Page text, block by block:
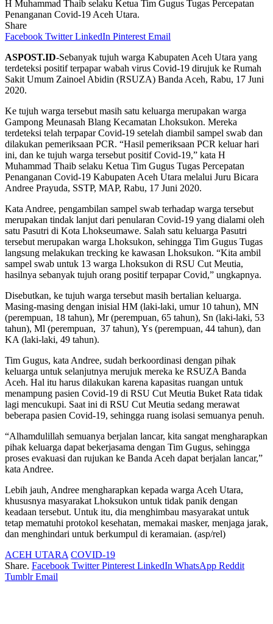
H Muhammad Thaib selaku Ketua Tim Gugus Tugas Percepatan
Penanganan Covid-19 Aceh Utara.
Share
Facebook Twitter LinkedIn Pinterest Email
ASPOST.ID-Sebanyak tujuh warga Kabupaten Aceh Utara yang
terdeteksi positif terpapar wabah virus Covid-19 dirujuk ke Rumah
Sakit Umum Zainoel Abidin (RSUZA) Banda Aceh, Rabu, 17 Juni
2020.
Ke tujuh warga tersebut masih satu keluarga merupakan warga
Gampong Meunasah Blang Kecamatan Lhoksukon. Mereka
terdeteksi telah terpapar Covid-19 setelah diambil sampel swab dan
dilakukan pemeriksaan PCR. “Hasil pemeriksaan PCR keluar hari
ini, dan ke tujuh warga tersebut positif Covid-19,” kata H
Muhammad Thaib selaku Ketua Tim Gugus Tugas Percepatan
Penanganan Covid-19 Kabupaten Aceh Utara melalui Juru Bicara
Andree Prayuda, SSTP, MAP, Rabu, 17 Juni 2020.
Kata Andree, pengambilan sampel swab terhadap warga tersebut
merupakan tindak lanjut dari penularan Covid-19 yang dialami oleh
satu Pasutri di Kota Lhokseumawe. Salah satu keluarga Pasutri
tersebut merupakan warga Lhoksukon, sehingga Tim Gugus Tugas
langsung melakukan trecking ke kawasan Lhoksukon. “Kita ambil
sampel swab untuk 13 warga Lhoksukon di RSU Cut Meutia,
hasilnya sebanyak tujuh orang positif terpapar Covid,” ungkapnya.
Disebutkan, ke tujuh warga tersebut masih bertalian keluarga.
Masing-masing dengan inisial HM (laki-laki, umur 10 tahun), MN
(perempuan, 18 tahun), Mr (perempuan, 65 tahun), Sn (laki-laki, 53
tahun), Ml (perempuan, 37 tahun), Ys (perempuan, 44 tahun), dan
KA (laki-laki, 49 tahun).
Tim Gugus, kata Andree, sudah berkoordinasi dengan pihak
keluarga untuk selanjutnya merujuk mereka ke RSUZA Banda
Aceh. Hal itu harus dilakukan karena kapasitas ruangan untuk
menampung pasien Covid-19 di RSU Cut Meutia Buket Rata tidak
lagi mencukupi. Saat ini di RSU Cut Meutia sedang merawat
beberapa pasien Covid-19, sehingga ruang isolasi semuanya penuh.
“Alhamdulillah semuanya berjalan lancar, kita sangat mengharapkan
pihak keluarga dapat bekerjasama dengan Tim Gugus, sehingga
proses evakuasi dan rujukan ke Banda Aceh dapat berjalan lancar,”
kata Andree.
Lebih jauh, Andree mengharapkan kepada warga Aceh Utara,
khususnya masyarakat Lhoksukon untuk tidak panik dengan
keadaan tersebut. Untuk itu, dia menghimbau masyarakat untuk
tetap mematuhi protokol kesehatan, memakai masker, menjaga jarak,
dan menghindari untuk berkumpul di keramaian. (asp/rel)
ACEH UTARA COVID-19
Share. Facebook Twitter Pinterest LinkedIn WhatsApp Reddit
Tumblr Email